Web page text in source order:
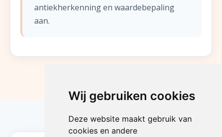
Wij gebruiken cookies
Deze website maakt gebruik van
cookies en andere
antiekherkenning en waardebepaling
aan.